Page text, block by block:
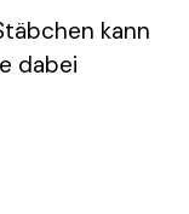
kann
dabei